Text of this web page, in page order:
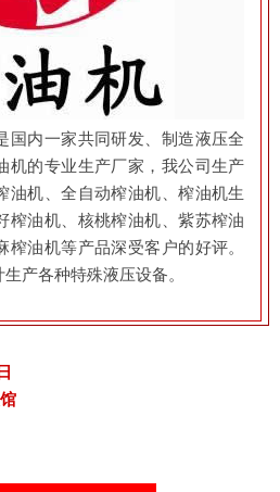
国内一家共同研发、制造液压全
机的专业生产厂家，我公司生产
油机、全自动榨油机、榨油机生
榨油机、核桃榨油机、紫苏榨油
油机等产品深受客户的好评。
产各种特殊液压设备。